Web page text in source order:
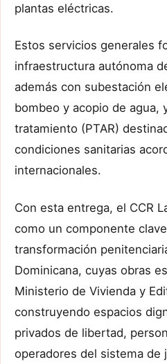
plantas eléctricas.
Estos servicios generales
infraestructura autónoma
además con subestación
bombeo y acopio de agua,
tratamiento (PTAR)
condiciones sanitarias
internacionales.
Con esta entrega, el CCR
como un componente
transformación
Dominicana, cuyas obras
Ministerio de Vivienda y
construyendo espacios
privados de libertad,
operadores del sistema de